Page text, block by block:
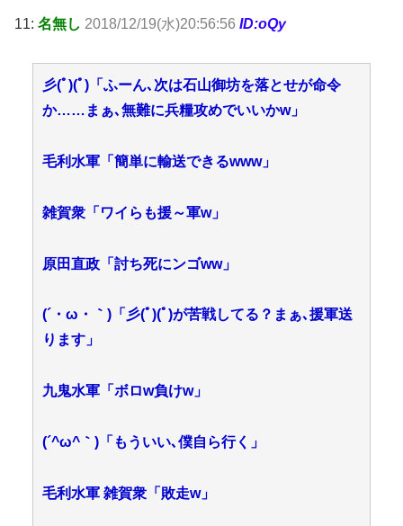
11: 名無し 2018/12/19(水)20:56:56 ID:oQy
彡(ﾟ)(ﾟ)「ふーん､次は石山御坊を落とせが命令
か……まぁ､無難に兵糧攻めでいいかw」
毛利水軍「簡単に輸送できるwww」
雑賀衆「ワイらも援～軍w」
原田直政「討ち死にンゴww」
(´・ω・｀)「彡(ﾟ)(ﾟ)が苦戦してる？まぁ､援軍送
ります」
九鬼水軍「ボロw負けw」
(´^ω^｀)「もういい､僕自ら行く」
毛利水軍 雑賀衆「敗走w」